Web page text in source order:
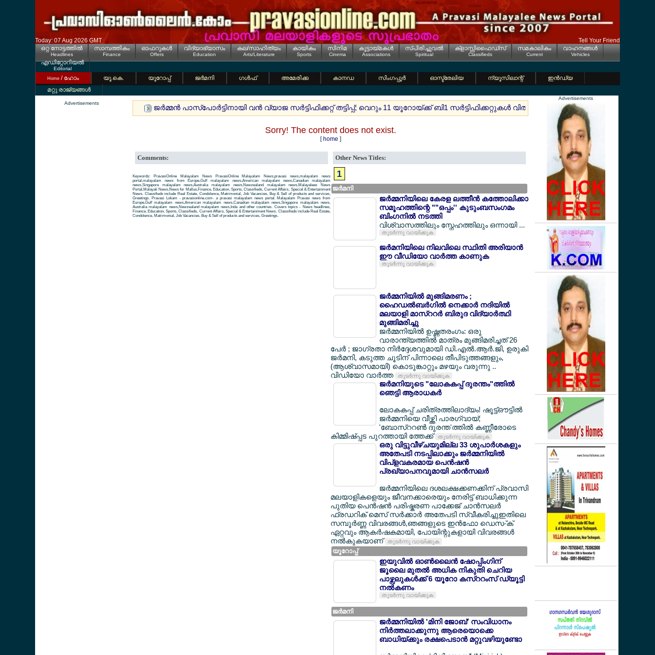
Today: 07 Aug 2026 GMT
Tell Your Friend
ഒറ്റ നോട്ടത്തില്‍
Headlines
സാമ്പത്തികം
Finance
ഓഫറുകള്‍
Offers
വിദ്യാഭ്യാസം
Education
കല/സാഹിത്യം
Arts/Literature
കായികം
Sports
സിനിമ
Cinema
കൂട്ടായ്മകള്‍
Associations
സ്പിരിച്ചുവല്‍
Spiritual
ക്ളാസ്സിഫൈഡ്സ്
Classifieds
സമകാലികം
Current
വാഹനങ്ങള്‍
Vehicles
എഡിറ്റോറിയല്‍
Editorial
Home / ഹോം യൂ.കെ. യൂറോപ്പ് ജര്‍മനി ഗള്‍ഫ് അമേരിക്ക കാനഡ സിംഗപ്പൂര്‍ ഓസ്ട്രേലിയ ന്യൂസിലാന്റ്
ഇന്‍ഡ്യ
മറ്റു രാജ്യങ്ങള്‍
Advertisements
ജര്‍മ്മന്‍ പാസ്പോര്‍ട്ടിനായി വന്‍ വ്യാജ സര്‍ട്ടിഫിക്കറ്റ് തട്ടിപ്പ്; വെറും 11 യൂറോയ്ക്ക് ബി1 സര്‍ട്ടിഫിക്കറ്റുകള്‍ വില്‍പനയ്ക്ക് ജര്‍മ്മനിയില്‍ കനത്ത
Sorry! The content does not exist.
[ home ]
Comments:
Keywords: PravasiOnline Malayalam News PravasiOnline Malayalam News,pravasi news,malayalam news
portal,malayalam news from Europe,Gulf malayalam news,American malayalam news,Canadian malayalam
news,Singapore malayalam news,Australia malayalam news,Newzealand malayalam news,Malayalees News
Portal,Malayali News,News for Mallus,Finance, Education, Sports, Classifieds, Current Affairs, Special & Entertainment
News. Classifieds include Real Estate, Condolence, Matrimonial, Job Vacancies, Buy & Sell of products and services,
Greetings. Pravasi Lokam - pravasionline.com- a pravasi malayalam news portal. Malayalam Pravasi news from
Europe,Gulf malayalam news,American malayalam news,Canadian malayalam news,Singapore malayalam news,
Australia malayalam news,Newzealand malayalam news,Inda and other countries. Covers topics - News headlines,
Finance, Education, Sports, Classifieds, Current Affairs, Special & Entertainment News. Classifieds include Real Estate,
Condolence, Matrimonial, Job Vacancies, Buy & Sell of products and services, Greetings.
Other News Titles:
1
ജര്‍മനി
ജര്‍മ്മനിയിലെ കേരള ലത്തീന്‍ കത്തോലിക്കാ
സമൂഹത്തിന്റെ ""ഒപ്പം'' കുടുംബസംഗമം
ബിംഗനില്‍ നടത്തി
വിശ്വാസത്തിലും സ്നേഹത്തിലും ഒന്നായി ...
തുടര്‍ന്നു വായിക്കുക
ജര്‍മനിയിലെ നിലവിലെ സ്ഥിതി അരിയാന്‍
ഈ വീഡിയോ വാര്‍ത്ത കാണുക
തുടര്‍ന്നു വായിക്കുക
ജര്‍മ്മനിയില്‍ മുങ്ങിമരണം ;
ഹൈഡല്‍ബര്‍ഗില്‍ നെക്കാര്‍ നദിയില്‍
മലയാളി മാസ്ററര്‍ ബിരുദ വിദ്യാര്‍ത്ഥി
മുങ്ങിമരിച്ചു
ജര്‍മ്മനിയില്‍ ഉഷ്ണതരംഗം: ഒരു
വാരാന്ത്യത്തില്‍ മാത്രം മുങ്ങിമരിച്ചത് 26
പേര്‍ ; ജാഗ്രതാ നിര്‍ദ്ദേശവുമായി ഡി.എല്‍.ആര്‍.ജി, ഉരുകി
ജര്‍മനി, കടുത്ത ചൂടിന് പിന്നാലെ തീപിടുത്തങ്ങളും,
(ആശ്വാസമായി) കൊടുങ്കാറ്റും മഴയും വരുന്നു ..
വിഡിയോ വാര്‍ത്ത
തുടര്‍ന്നു വായിക്കുക
ജര്‍മനിയുടെ "ലോകകപ്പ് ദുരന്തം"ത്തില്‍
ഞെട്ടി ആരാധകര്‍
ലോകകപ്പ് ചരിത്രത്തിലാദ്യം! ഷൂട്ട്ഔട്ടില്‍
ജര്‍മ്മനിയെ വീഴ്ത്തി പാരഗ്വായ്;
'ബോസ്ററണ്‍ ദുരന്ത'ത്തില്‍ കണ്ണീരോടെ
കിമ്മിഷ്പ്പട പുറത്തായി ത്തേക്ക് തുടര്‍ന്നു വായിക്കുക
ഒരു വിട്ടുവീഴ്ചയുമില്ല 33 ശുപാര്‍ശകളും
അതേപടി നടപ്പിലാക്കും ജര്‍മ്മനിയില്‍
വിപ്ളവകരമായ പെന്‍ഷന്‍
പ്രഖ്യാപനവുമായി ചാന്‍സലര്‍
ജര്‍മ്മനിയിലെ ദശലക്ഷക്കണക്കിന് പ്രവാസി
മലയാളികളെയും ജീവനക്കാരെയും നേരിട്ട് ബാധിക്കുന്ന
പുതിയ പെന്‍ഷന്‍ പരിഷ്കരണ പാക്കേജ് ചാന്‍സലര്‍
ഫ്രഡറിക് മെസ് സര്‍ക്കാര്‍ അതേപടി സ്വീകരിച്ചുഇതിലെ
സമ്പൂര്‍ണ്ണ വിവരങ്ങള്‍,ഞങ്ങളുടെ ഇന്‍ഫോ ഡെസ-്ക്
ഏറ്റവും ആകര്‍ഷകമായി, പോയിന്റുകളായി വിവരങ്ങള്‍
നല്‍കുകയാണ് തുടര്‍ന്നു വായിക്കുക
യൂറോപ്പ്
ഇയുവില്‍ ഓണ്‍ലൈന്‍ ഷോപ്പിംഗിന്
ജൂലൈ മുതല്‍ അധിക നികുതി ചെറിയ
പാഴ്സലുകള്‍ക്ക് 6 യൂറോ കസ്ററംസ് ഡ്യൂട്ടി
നല്‍കണം
തുടര്‍ന്നു വായിക്കുക
ജര്‍മനി
ജര്‍മ്മനിയില്‍ 'മിനി ജോബ്' സംവിധാനം
നിര്‍ത്തലാക്കുന്നു ആരെയൊക്കെ
ബാധിയ്ക്കും രക്ഷപെടാന്‍ മറ്റുവഴിയുണ്ടോ
Advertisements